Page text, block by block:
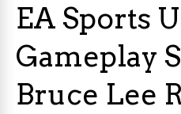
EA Sports
Gameplay
Bruce Lee